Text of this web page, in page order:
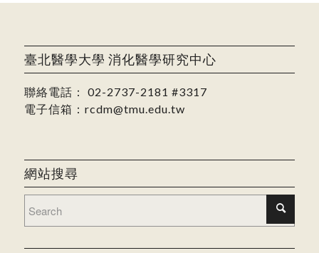
臺北醫學大學 消化醫學研究中心
聯絡電話： 02-2737-2181 #3317
電子信箱： rcdm@tmu.edu.tw
網站搜尋